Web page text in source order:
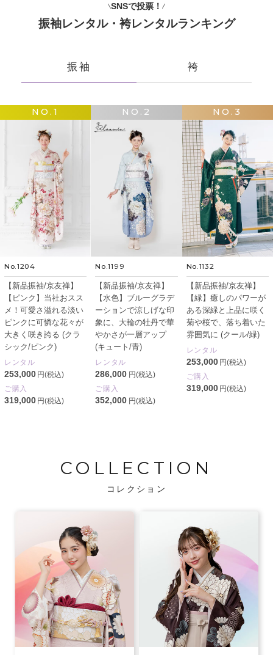
SNSで投票！
振袖レンタル・袴レンタルランキング
振袖 袴
NO.1
No.1204
【新品振袖/京友禅】
【ピンク】当社おスス
メ！可愛さ溢れる淡い
ピンクに可憐な花々が
大きく咲き誇る (クラ
シック/ピンク)
レンタル
253,000 円(税込)
ご購入
319,000 円(税込)
NO.2
No.1199
【新品振袖/京友禅】
【水色】ブルーグラデ
ーションで涼しげな印
象に、大輪の牡丹で華
やかさが一層アップ
(キュート/青)
レンタル
286,000 円(税込)
ご購入
352,000 円(税込)
NO.3
No.1132
【新品振袖/京友禅】
【緑】癒しのパワーが
ある深緑と上品に咲く
菊や桜で、落ち着いた
雰囲気に (クール/緑)
レンタル
253,000 円(税込)
ご購入
319,000 円(税込)
COLLECTION
コレクション